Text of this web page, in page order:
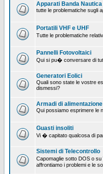
Apparati Banda Nautica
tutte le problematiche sugli
Portatili VHF e UHF
Tutte le problematiche
Pannelli Fotovoltaici
Qui si pu� conversare di
Generatori Eolici
Quali sono state le vostre
dismessi?
Armadi di alimentazione
Qui possiamo esprimere le
Guasti insoliti
Vi � capitato qualcosa di
Sistemi di Telecontrollo
Capomaglie sotto DOS o
affrontiamo i problemi e le